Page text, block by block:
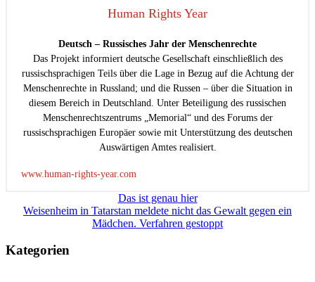
Human Rights Year
Deutsch – Russisches Jahr der Menschenrechte
Das Projekt informiert deutsche Gesellschaft einschließlich des
russischsprachigen Teils über die Lage in Bezug auf die Achtung der
Menschenrechte in Russland; und die Russen – über die Situation in
diesem Bereich in Deutschland. Unter Beteiligung des russischen
Menschenrechtszentrums „Memorial“ und des Forums der
russischsprachigen Europäer sowie mit Unterstützung des deutschen
Auswärtigen Amtes realisiert.
www.human-rights-year.com
BeitragsnavigationDas ist genau hier
Weisenheim in Tatarstan meldete nicht das Gewalt gegen ein
Mädchen. Verfahren gestoppt
Kategorien